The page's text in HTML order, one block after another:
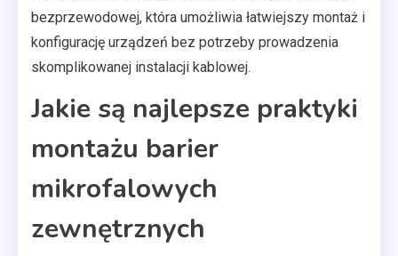
bezprzewodowej, która umożliwia łatwiejszy montaż i
konfigurację urządzeń bez potrzeby prowadzenia
skomplikowanej instalacji kablowej.
Jakie są najlepsze praktyki
montażu barier
mikrofalowych
zewnętrznych